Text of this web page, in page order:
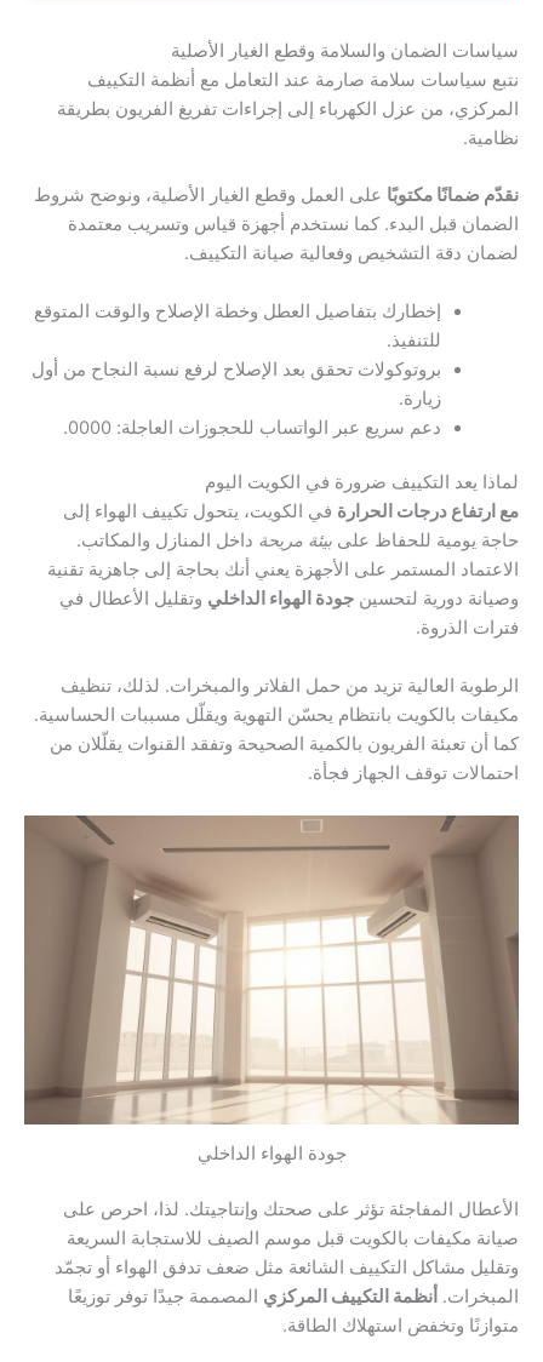
سياسات الضمان والسلامة وقطع الغيار الأصلية
نتبع سياسات سلامة صارمة عند التعامل مع أنظمة التكييف
المركزي، من عزل الكهرباء إلى إجراءات تفريغ الفريون بطريقة
نظامية.
نقدّم ضمانًا مكتوبًا على العمل وقطع الغيار الأصلية، ونوضح شروط
الضمان قبل البدء. كما نستخدم أجهزة قياس وتسريب معتمدة
لضمان دقة التشخيص وفعالية صيانة التكييف.
إخطارك بتفاصيل العطل وخطة الإصلاح والوقت المتوقع
للتنفيذ.
بروتوكولات تحقق بعد الإصلاح لرفع نسبة النجاح من أول
زيارة.
دعم سريع عبر الواتساب للحجوزات العاجلة: 0000.
لماذا يعد التكييف ضرورة في الكويت اليوم
مع ارتفاع درجات الحرارة في الكويت، يتحول تكييف الهواء إلى
حاجة يومية للحفاظ على بيئة مريحة داخل المنازل والمكاتب.
الاعتماد المستمر على الأجهزة يعني أنك بحاجة إلى جاهزية تقنية
وصيانة دورية لتحسين جودة الهواء الداخلي وتقليل الأعطال في
فترات الذروة.
الرطوبة العالية تزيد من حمل الفلاتر والمبخرات. لذلك، تنظيف
مكيفات بالكويت بانتظام يحسّن التهوية ويقلّل مسببات الحساسية.
كما أن تعبئة الفريون بالكمية الصحيحة وتفقد القنوات يقلّلان من
احتمالات توقف الجهاز فجأة.
جودة الهواء الداخلي
الأعطال المفاجئة تؤثر على صحتك وإنتاجيتك. لذا، احرص على
صيانة مكيفات بالكويت قبل موسم الصيف للاستجابة السريعة
وتقليل مشاكل التكييف الشائعة مثل ضعف تدفق الهواء أو تجمّد
المبخرات. أنظمة التكييف المركزي المصممة جيدًا توفر توزيعًا
متوازنًا وتخفض استهلاك الطاقة.